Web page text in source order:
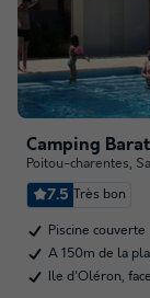
Camping
Poitou-charentes,
7.5 Très bon
Piscine couverte
A 150m de la
Ile d'Oléron,